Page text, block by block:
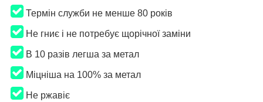
Термін служби не менше 80 років
Не гниє і не потребує щорічної заміни
В 10 разів легша за метал
Міцніша на 100% за метал
Не ржавіє